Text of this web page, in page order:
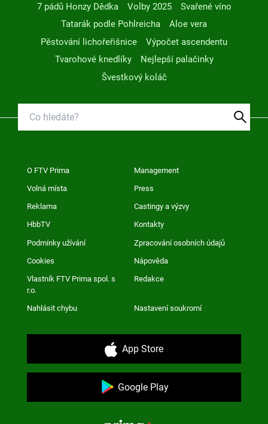
7 pádů Honzy Dědka
Volby 2025
Svařené víno
Tatarák podle Pohlreicha
Aloe vera
Pěstování lichořeřišnice
Výpočet ascendentu
Tvarohové knedlíky
Nejlepší palačinky
Švestkový koláč
O FTV Prima Management
Volná místa Press
Reklama Castingy a výzvy
HbbTV Kontakty
Podmínky užívání Zpracování osobních údajů
Cookies Nápověda
Vlastník FTV Prima spol. s
r.o.
Redakce
Nahlásit chybu Nastavení soukromí
App Store
Google Play